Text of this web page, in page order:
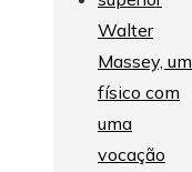
Walter
Massey, um
físico com
uma
vocação